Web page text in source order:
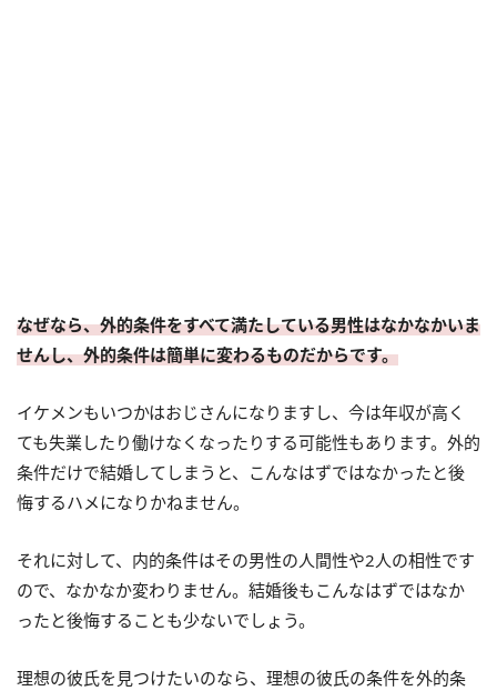
なぜなら、外的条件をすべて満たしている男性はなかなかいま
せんし、外的条件は簡単に変わるものだからです。
イケメンもいつかはおじさんになりますし、今は年収が高く
ても失業したり働けなくなったりする可能性もあります。外的
条件だけで結婚してしまうと、こんなはずではなかったと後
悔するハメになりかねません。
それに対して、内的条件はその男性の人間性や2人の相性です
ので、なかなか変わりません。結婚後もこんなはずではなか
ったと後悔することも少ないでしょう。
理想の彼氏を見つけたいのなら、理想の彼氏の条件を外的条